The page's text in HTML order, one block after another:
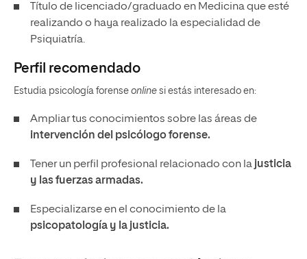
Título de licenciado/graduado en Medicina que esté
realizando o haya realizado la especialidad de
Psiquiatría.
Perfil recomendado
Estudia psicología forense online si estás interesado en:
Ampliar tus conocimientos sobre las áreas de
intervención del psicólogo forense.
Tener un perfil profesional relacionado con la justicia
y las fuerzas armadas.
Especializarse en el conocimiento de la
psicopatología y la justicia.